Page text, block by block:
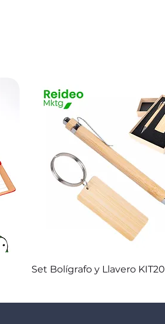
Vista rápida
Set Bolígrafo y Llavero KIT20